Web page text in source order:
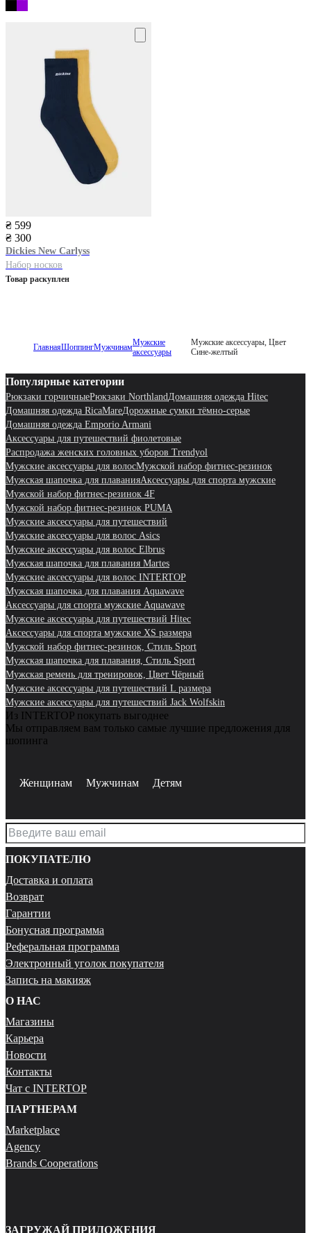
₴ 599
₴ 300
Dickies New Carlyss
Набор носков
Товар раскуплен
ГлавнаяШоппингМужчинамМужские
аксессуары
Мужские аксессуары, Цвет
Сине-желтый
Популярные категории
Рюкзаки горчичныеРюкзаки Northland Домашняя одежда Hitec
Домашняя одежда RicaMareДорожные сумки тёмно-серые
Домашняя одежда Emporio Armani
Аксессуары для путешествий фиолетовые
Распродажа женских головных уборов Trendyol
Мужские аксессуары для волосМужской набор фитнес-резинок
Мужская шапочка для плаванияАксессуары для спорта мужские
Мужской набор фитнес-резинок 4F
Мужской набор фитнес-резинок PUMA
Мужские аксессуары для путешествий
Мужские аксессуары для волос Asics
Мужские аксессуары для волос Elbrus
Мужская шапочка для плавания Martes
Мужские аксессуары для волос INTERTOP
Мужская шапочка для плавания Aquawave
Аксессуары для спорта мужские Aquawave
Мужские аксессуары для путешествий Hitec
Аксессуары для спорта мужские XS размера
Мужской набор фитнес-резинок, Стиль Sport
Мужская шапочка для плавания, Стиль Sport
Мужская ремень для тренировок, Цвет Чёрный
Мужские аксессуары для путешествий L размера
Мужские аксессуары для путешествий Jack Wolfskin
Из INTERTOP покупать выгоднее
Мы отправляем вам только самые лучшие предложения для
шопинга
Женщинам Мужчинам Детям
ПОКУПАТЕЛЮ
Доставка и оплата
Возврат
Гарантии
Бонусная программа
Реферальная программа
Электронный уголок покупателя
Запись на макияж
О НАС
Магазины
Карьера
Новости
Контакты
Чат с INTERTOP
ПАРТНЕРАМ
Marketplace
Agency
Brands Cooperations
ЗАГРУЖАЙ ПРИЛОЖЕНИЯ